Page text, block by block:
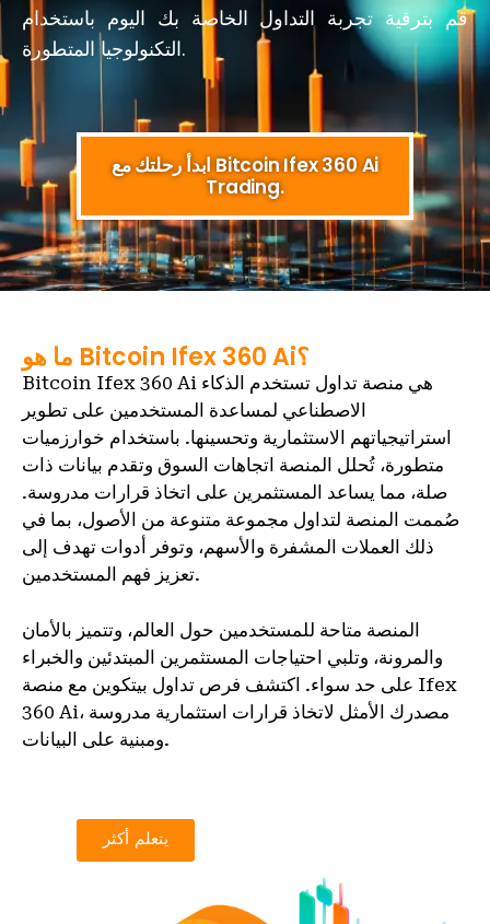
قم بترقية تجربة التداول الخاصة بك اليوم باستخدام
التكنولوجيا المتطورة.
ابدأ رحلتك مع Bitcoin Ifex 360 Ai
Trading.
ما هو Bitcoin Ifex 360 Ai؟
Bitcoin Ifex 360 Ai هي منصة تداول تستخدم الذكاء
الاصطناعي لمساعدة المستخدمين على تطوير
استراتيجياتهم الاستثمارية وتحسينها. باستخدام خوارزميات
متطورة، تُحلل المنصة اتجاهات السوق وتقدم بيانات ذات
صلة، مما يساعد المستثمرين على اتخاذ قرارات مدروسة.
صُممت المنصة لتداول مجموعة متنوعة من الأصول، بما في
ذلك العملات المشفرة والأسهم، وتوفر أدوات تهدف إلى
تعزيز فهم المستخدمين.
المنصة متاحة للمستخدمين حول العالم، وتتميز بالأمان
والمرونة، وتلبي احتياجات المستثمرين المبتدئين والخبراء
على حد سواء. اكتشف فرص تداول بيتكوين مع منصة Ifex
360 Ai، مصدرك الأمثل لاتخاذ قرارات استثمارية مدروسة
ومبنية على البيانات.
يتعلم أكثر